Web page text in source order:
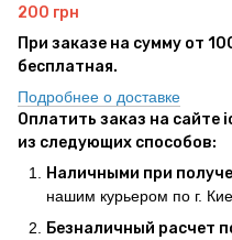
200 грн
При заказе на сумму от
бесплатная.
Подробнее о доставке
Оплатить заказ на
из следующих способов:
Наличными при
нашим курьером по г.
Безналичный расчет